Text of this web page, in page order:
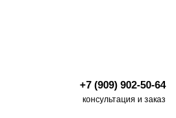
+7 (909) 902-50-64
консультация и заказ